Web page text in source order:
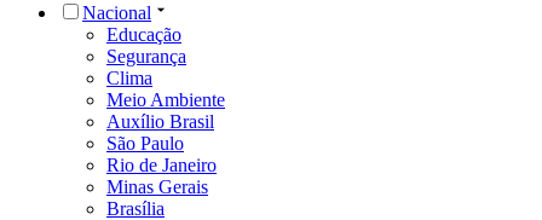
Nacional
Educação
Segurança
Clima
Meio Ambiente
Auxílio Brasil
São Paulo
Rio de Janeiro
Minas Gerais
Brasília